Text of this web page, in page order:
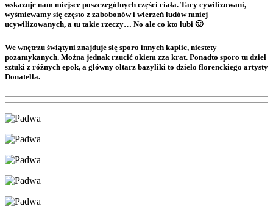
wskazuje nam miejsce poszczególnych części ciała. Tacy cywilizowani,
wyśmiewamy się często z zabobonów i wierzeń ludów mniej
ucywilizowanych, a tu takie rzeczy… No ale co kto lubi 🙂
We wnętrzu świątyni znajduje się sporo innych kaplic, niestety
pozamykanych. Można jednak rzucić okiem zza krat. Ponadto sporo tu dzieł
sztuki z różnych epok, a główny ołtarz bazyliki to dzieło florenckiego artysty
Donatella.